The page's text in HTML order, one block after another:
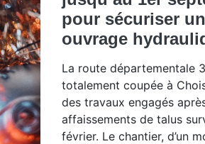
pour sécuriser un
ouvrage
La route départementale
totalement coupée à
des travaux engagés
affaissements de talus
février. Le chantier, d’un